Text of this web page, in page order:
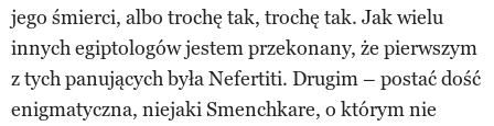
jego śmierci, albo trochę tak, trochę tak. Jak wielu
innych egiptologów jestem przekonany, że pierwszym
z tych panujących była Nefertiti. Drugim – postać dość
enigmatyczna, niejaki Smenchkare, o którym nie